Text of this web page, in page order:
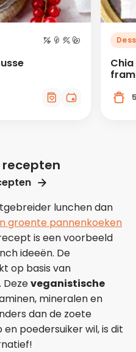
lunchen dan
groente pannenkoeken
is een voorbeeld
ideeën. De
op basis van
Dezeveganistische
mineralen en
dan de zoete
poedersuiker wil, is dit